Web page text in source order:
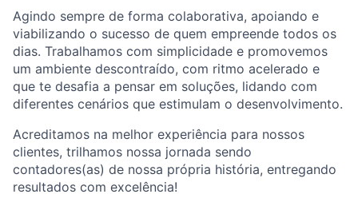
Agindo sempre de forma colaborativa, apoiando e
viabilizando o sucesso de quem empreende todos os
dias. Trabalhamos com simplicidade e promovemos
um ambiente descontraído, com ritmo acelerado e
que te desafia a pensar em soluções, lidando com
diferentes cenários que estimulam o desenvolvimento.
Acreditamos na melhor experiência para nossos
clientes, trilhamos nossa jornada sendo
contadores(as) de nossa própria história, entregando
resultados com excelência!